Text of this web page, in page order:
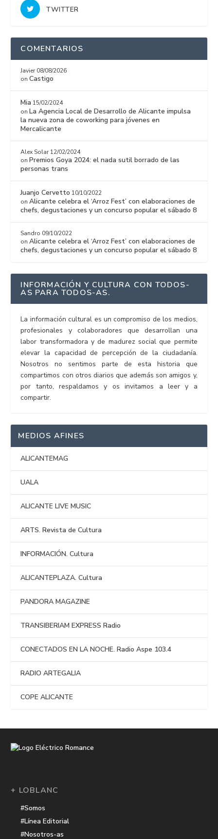
TWITTER
COMENTARIOS
Javier 08/08/2026
onCastigo
Mia 15/02/2024
on La Agencia Local de Desarrollo de Alicante impulsa
la nueva zona de coworking para jóvenes en
Mercalicante
Alex Solar 12/02/2024
on Premios Goya 2024: el nada sutil borrado de las
personas trans
Juanjo Cervetto 10/10/2022
onAlicante celebra el ‘Arroz Fest’ con elaboraciones de
chefs, degustaciones y un concurso popular el sábado 8
Sandro 09/10/2022
onAlicante celebra el ‘Arroz Fest’ con elaboraciones de
chefs, degustaciones y un concurso popular el sábado 8
INFORMACIÓN Y CULTURA CON TODOS-
AS PARA TODOS-AS.
La información cultural es un compromiso de los medios,
profesionales y colaboradores que desarrollan una
labor transformadora y de madurez social que permite
elevar la capacidad de percepción de la ciudadanía.
Nosotros no sentimos parte de esta historia que
compartimos con otros diarios que además son amigos y,
por tanto, respaldamos y os invitamos a leer y a
compartir.
MEDIOS AFINES
ALICANTEMAG
UALA
ALICANTE LIVE MUSIC
ARTS. Revista de Cultura
INFORMACIÓN. Cultura
ALICANTEPLAZA. Cultura
PANDORA MAGAZINE
TRANSIBERIAM EXPRESS Radio
CONECTADOS EN LA NOCHE. Radio Aspe 103.4
RADIO ARTEGALIA
COPE ALICANTE
+ LOBLANC
#Somos
#Línea Editorial
#Nosotros-as